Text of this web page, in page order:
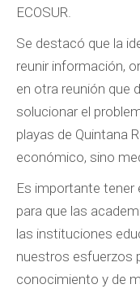
ECOSUR.
Se destacó que la
reunir información,
en otra reunión que
solucionar el
playas de Quintana
económico, sino
Es importante tener
para que las
las instituciones
nuestros esfuerzos
conocimiento y de